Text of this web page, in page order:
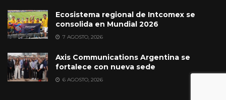
Ecosistema regional de Intcomex se
consolida en Mundial 2026
7 AGOSTO, 2026
Axis Communications Argentina se
fortalece con nueva sede
6 AGOSTO, 2026